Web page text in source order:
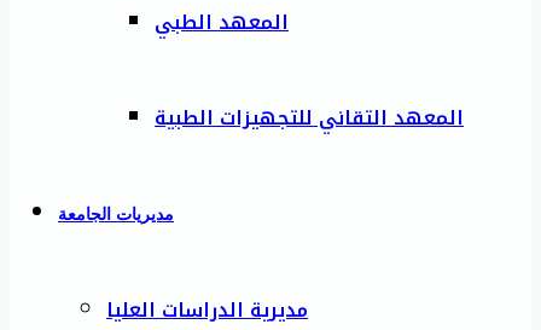
المعهد الطبي
المعهد التقاني للتجهيزات الطبية
مديريات الجامعة
مديرية الدراسات العليا